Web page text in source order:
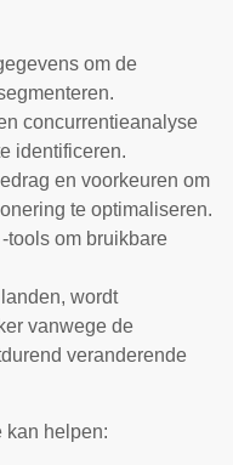
om de
concurrentieanalyse
identificeren.
en voorkeuren om
te optimaliseren.
tools om bruikbare
wordt
vanwege de
veranderende
kan helpen: